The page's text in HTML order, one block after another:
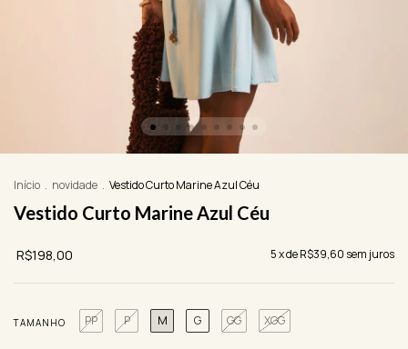
Início . novidade . Vestido Curto Marine Azul Céu
Vestido Curto Marine Azul Céu
R$198,00 5x deR$39,60 sem juros
TAMANHO PP P M G GG XGG